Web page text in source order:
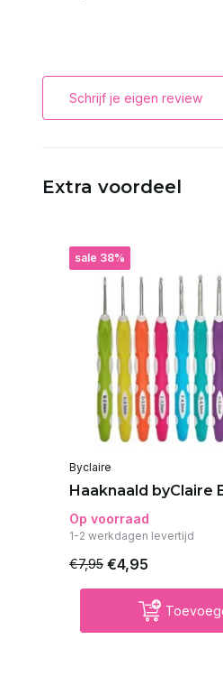
Schrijf je eigen review
Extra voordeel
sale 38%
Byclaire
Haaknaald byClaire
Op voorraad
1-2 werkdagen levertijd
€7,95 €4,95